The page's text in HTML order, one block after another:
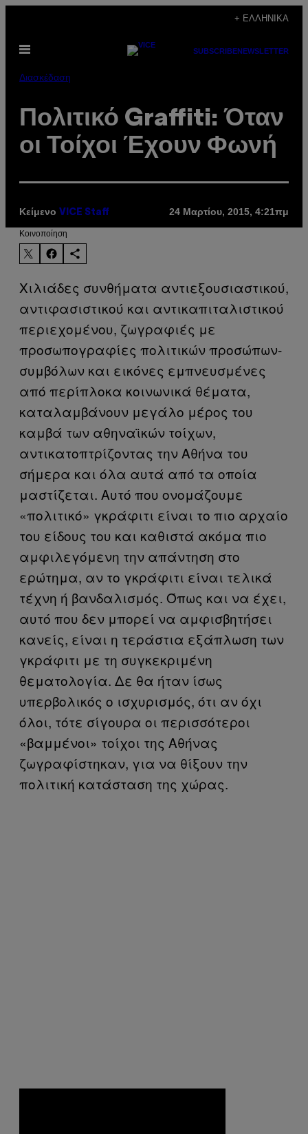
περιεχόμενο
+ ΕΛΛΗΝΙΚΆ
Ανοίξτε
SUBSCRIBENEWSLETTER
Διασκέδαση
Πολιτικό Graffiti: Όταν
οι Τοίχοι Έχουν Φωνή
Κείμενο VICE Staff 24 Μαρτίου, 2015, 4:21πμ
Kοινοποίηση
Χιλιάδες συνθήματα αντιεξουσιαστικού,
αντιφασιστικού και αντικαπιταλιστικού
περιεχομένου, ζωγραφιές με
προσωπογραφίες πολιτικών προσώπων-
συμβόλων και εικόνες εμπνευσμένες
από περίπλοκα κοινωνικά θέματα,
καταλαμβάνουν μεγάλο μέρος του
καμβά των αθηναϊκών τοίχων,
αντικατοπτρίζοντας την Αθήνα του
σήμερα και όλα αυτά από τα οποία
μαστίζεται. Αυτό που ονομάζουμε
«πολιτικό» γκράφιτι είναι το πιο αρχαίο
του είδους του και καθιστά ακόμα πιο
αμφιλεγόμενη την απάντηση στο
ερώτημα, αν το γκράφιτι είναι τελικά
τέχνη ή βανδαλισμός. Όπως και να έχει,
αυτό που δεν μπορεί να αμφισβητήσει
κανείς, είναι η τεράστια εξάπλωση των
γκράφιτι με τη συγκεκριμένη
θεματολογία. Δε θα ήταν ίσως
υπερβολικός ο ισχυρισμός, ότι αν όχι
όλοι, τότε σίγουρα οι περισσότεροι
«βαμμένοι» τοίχοι της Αθήνας
ζωγραφίστηκαν, για να θίξουν την
πολιτική κατάσταση της χώρας.